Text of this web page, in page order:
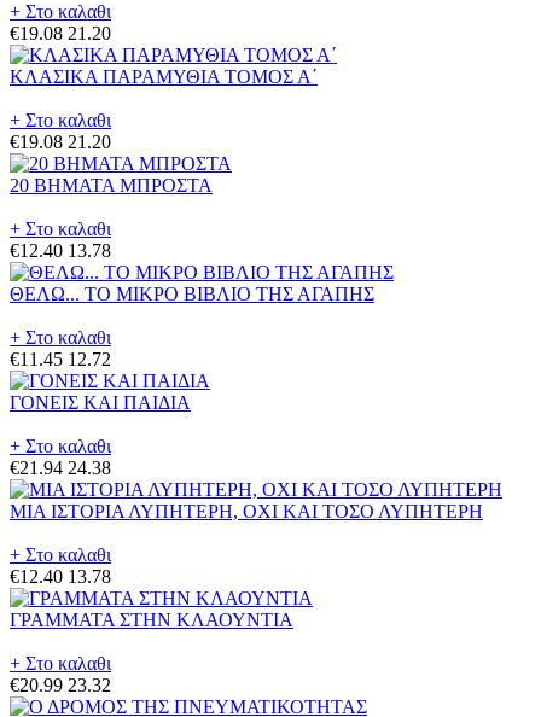
+ Στο καλαθι
€19.08 21.20
ΚΛΑΣΙΚΑ ΠΑΡΑΜΥΘΙΑ ΤΟΜΟΣ Α΄
+ Στο καλαθι
€19.08 21.20
20 ΒΗΜΑΤΑ ΜΠΡΟΣΤΑ
+ Στο καλαθι
€12.40 13.78
ΘΕΛΩ... ΤΟ ΜΙΚΡΟ ΒΙΒΛΙΟ ΤΗΣ ΑΓΑΠΗΣ
+ Στο καλαθι
€11.45 12.72
ΓΟΝΕΙΣ ΚΑΙ ΠΑΙΔΙΑ
+ Στο καλαθι
€21.94 24.38
ΜΙΑ ΙΣΤΟΡΙΑ ΛΥΠΗΤΕΡΗ, ΟΧΙ ΚΑΙ ΤΟΣΟ ΛΥΠΗΤΕΡΗ
+ Στο καλαθι
€12.40 13.78
ΓΡΑΜΜΑΤΑ ΣΤΗΝ ΚΛΑΟΥΝΤΙΑ
+ Στο καλαθι
€20.99 23.32